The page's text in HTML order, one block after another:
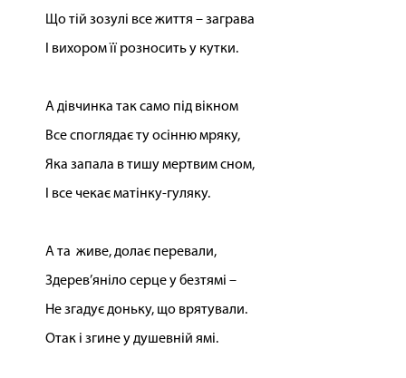
Що тій зозулі все життя – заграва
І вихором її розносить у кутки.
А дівчинка так само під вікном
Все споглядає ту осінню мряку,
Яка запала в тишу мертвим сном,
І все чекає матінку-гуляку.
А та живе, долає перевали,
Здерев’яніло серце у безтямі –
Не згадує доньку, що врятували.
Отак і згине у душевній ямі.